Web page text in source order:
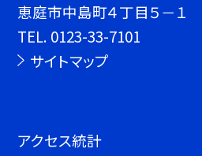
恵庭市中島町４丁目５－１
TEL. 0123-33-7101
サイトマップ
アクセス統計